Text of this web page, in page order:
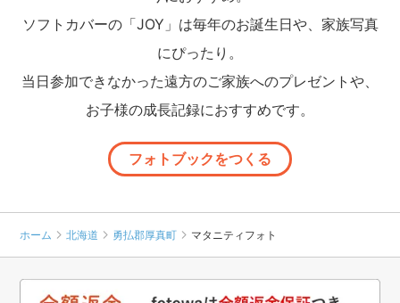
ソフトカバーの「JOY」は毎年のお誕生日や、家族写真
にぴったり。
当日参加できなかった遠方のご家族へのプレゼントや、
お子様の成長記録におすすめです。
フォトブックをつくる
ホーム 北海道 勇払郡厚真町 マタニティフォト